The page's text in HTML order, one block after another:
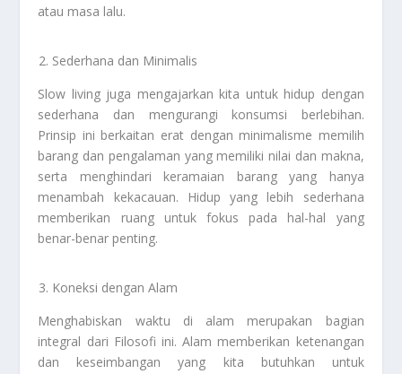
atau masa lalu.
Sederhana dan Minimalis
Slow living juga mengajarkan kita untuk hidup dengan
sederhana dan mengurangi konsumsi berlebihan.
Prinsip ini berkaitan erat dengan minimalisme memilih
barang dan pengalaman yang memiliki nilai dan makna,
serta menghindari keramaian barang yang hanya
menambah kekacauan. Hidup yang lebih sederhana
memberikan ruang untuk fokus pada hal-hal yang
benar-benar penting.
Koneksi dengan Alam
Menghabiskan waktu di alam merupakan bagian
integral dari Filosofi ini. Alam memberikan ketenangan
dan keseimbangan yang kita butuhkan untuk